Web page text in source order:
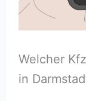
Welcher
in